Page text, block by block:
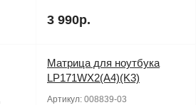
3 990р.
Матрица для ноутбука
LP171WX2(A4)(K3)
Артикул: 008839-03